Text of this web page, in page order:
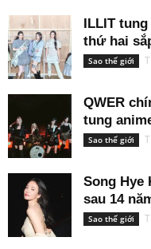
ILLIT
thứ hai
Sao thế giới
QWER
tung
Sao thế giới
Song Hye
sau 14
Sao thế giới